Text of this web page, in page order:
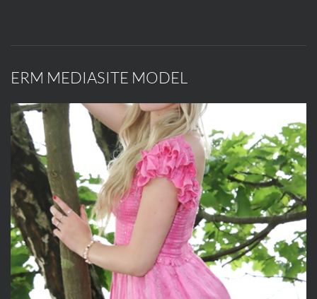
ERM MEDIASITE MODEL